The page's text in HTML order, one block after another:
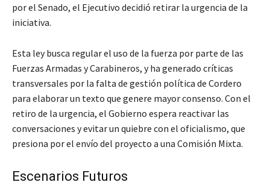
por el Senado, el Ejecutivo decidió retirar la urgencia de la
iniciativa.
Esta ley busca regular el uso de la fuerza por parte de las
Fuerzas Armadas y Carabineros, y ha generado críticas
transversales por la falta de gestión política de Cordero
para elaborar un texto que genere mayor consenso. Con el
retiro de la urgencia, el Gobierno espera reactivar las
conversaciones y evitar un quiebre con el oficialismo, que
presiona por el envío del proyecto a una Comisión Mixta.
Escenarios Futuros